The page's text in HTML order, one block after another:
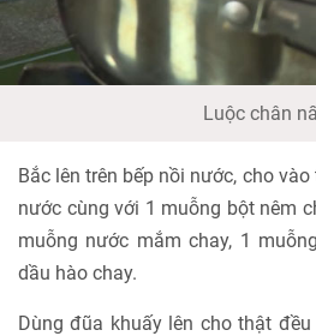
Luộc chân
Bắc lên trên bếp nồi nước, cho
nước cùng với 1 muỗng bột nêm
muỗng nước mắm chay, 1
dầu hào chay.
Dùng đũa khuấy lên cho thật